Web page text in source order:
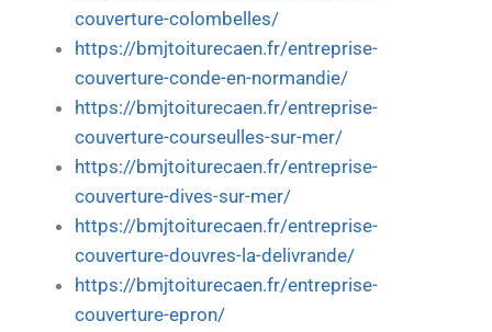
couverture-colombelles/
https://bmjtoiturecaen.fr/entreprise-
couverture-conde-en-normandie/
https://bmjtoiturecaen.fr/entreprise-
couverture-courseulles-sur-mer/
https://bmjtoiturecaen.fr/entreprise-
couverture-dives-sur-mer/
https://bmjtoiturecaen.fr/entreprise-
couverture-douvres-la-delivrande/
https://bmjtoiturecaen.fr/entreprise-
couverture-epron/